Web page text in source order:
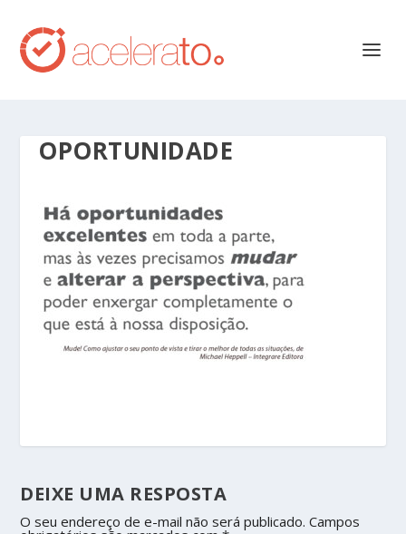
OPORTUNIDADE
DEIXE UMA RESPOSTA
O seu endereço de e-mail não será publicado. Campos